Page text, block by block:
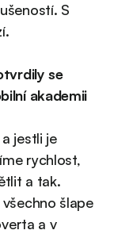
S
se
akademii
jestli je
rychlost,
a tak.
šlape
a v